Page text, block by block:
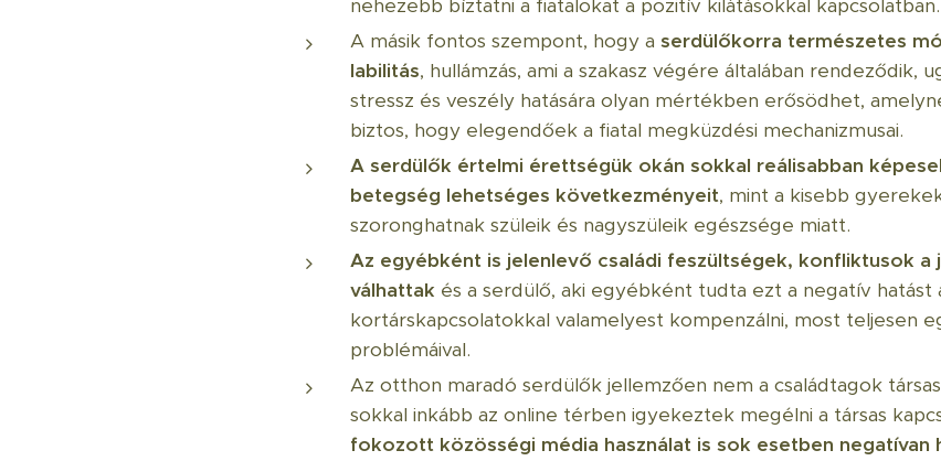
nehezebb bíztatni a fiatalokat a pozitív kilátásokkal kapcsolatban.
A másik fontos szempont, hogy a serdülőkorra természetes
labilitás, hullámzás, ami a szakasz végére általában rendeződik,
stressz és veszély hatására olyan mértékben erősödhet,
biztos, hogy elegendőek a fiatal megküzdési mechanizmusai.
A serdülők értelmi érettségük okán sokkal reálisabban
betegség lehetséges következményeit, mint a kisebb
szoronghatnak szüleik és nagyszüleik egészsége miatt.
Az egyébként is jelenlevő családi feszültségek, konfliktusok
válhattak és a serdülő, aki egyébként tudta ezt a negatív hatást
kortárskapcsolatokkal valamelyest kompenzálni, most teljesen
problémáival.
Az otthon maradó serdülők jellemzően nem a családtagok
sokkal inkább az online térben igyekeztek megélni a társas
fokozott közösségi média használat is sok esetben